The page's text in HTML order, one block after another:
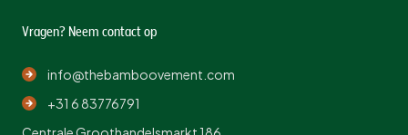
Vragen? Neem contact op
info@thebamboovement.com
+31 6 83776791